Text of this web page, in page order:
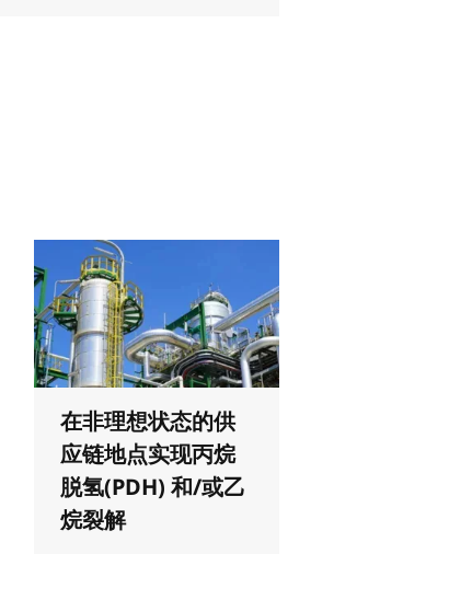
在非理想状态的供
应链地点实现丙烷
脱氢(PDH) 和/或乙
烷裂解